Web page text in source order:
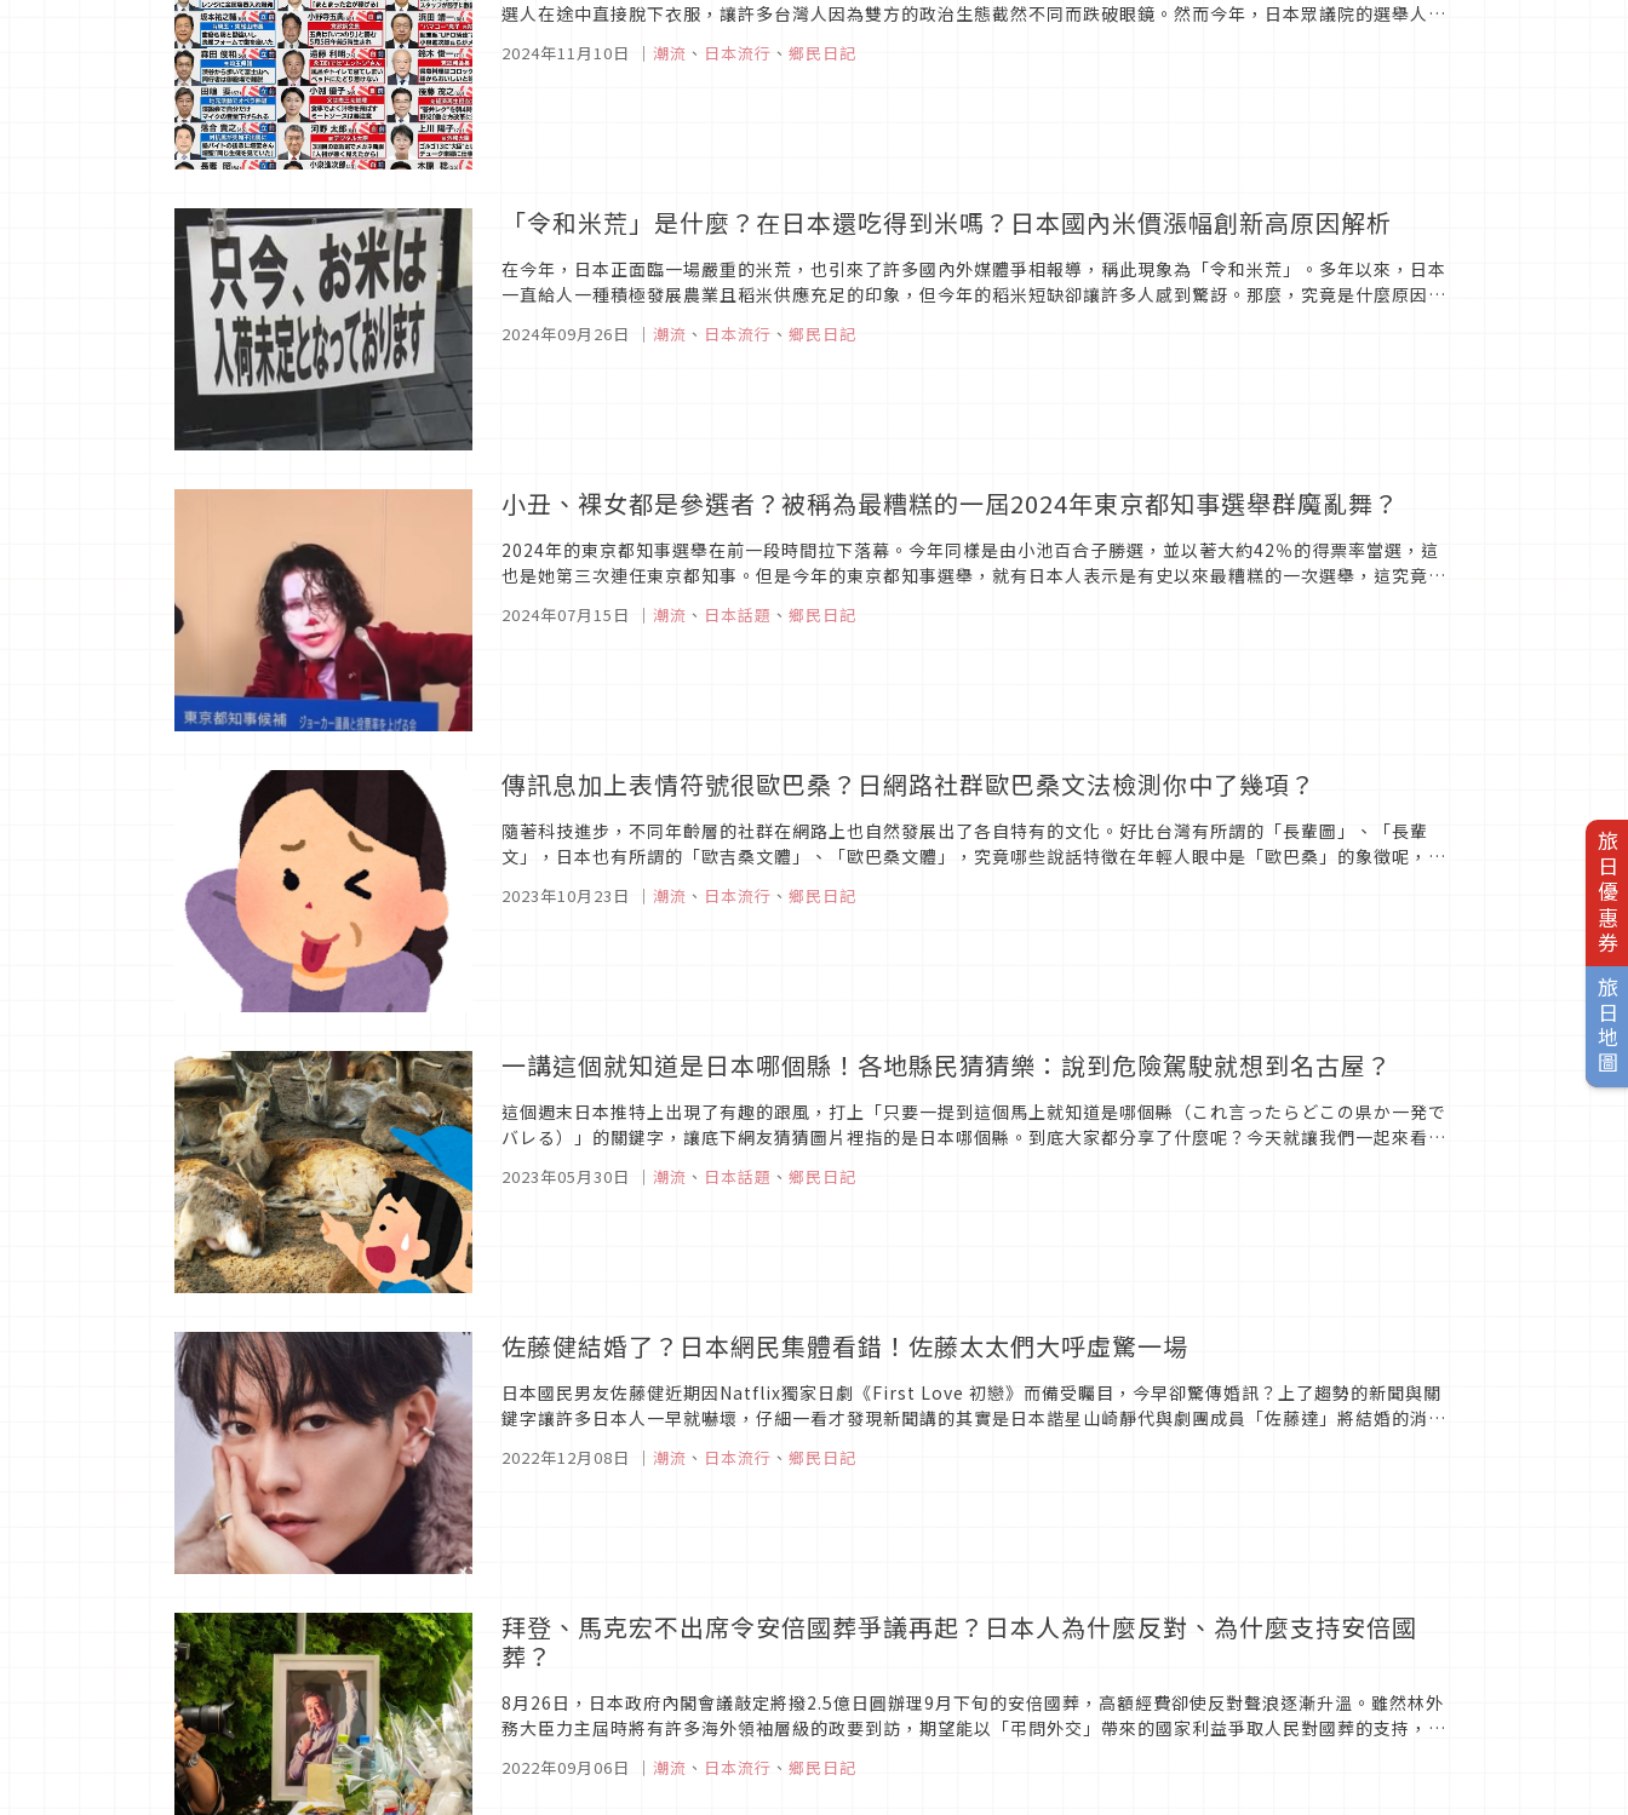
旅日優惠券
旅日地圖
選人在途中直接脫下衣服，讓許多台灣人因為雙方的政治生態截然不同而跌破眼鏡。然而今年，日本眾議院的選舉人自
2024年11月10日 ｜ 潮流 、 日本流行 、 鄉民日記
「令和米荒」是什麼？在日本還吃得到米嗎？日本國內米價漲幅創新高原因解析
在今年，日本正面臨一場嚴重的米荒，也引來了許多國內外媒體爭相報導，稱此現象為「令和米荒」。多年以來，日本
一直給人一種積極發展農業且稻米供應充足的印象，但今年的稻米短缺卻讓許多人感到驚訝。那麼，究竟是什麼原因導
2024年09月26日 ｜ 潮流 、 日本流行 、 鄉民日記
小丑、裸女都是參選者？被稱為最糟糕的一屆2024年東京都知事選舉群魔亂舞？
2024年的東京都知事選舉在前一段時間拉下落幕。今年同樣是由小池百合子勝選，並以著大約42％的得票率當選，這
也是她第三次連任東京都知事。但是今年的東京都知事選舉，就有日本人表示是有史以來最糟糕的一次選舉，這究竟是
2024年07月15日 ｜ 潮流 、 日本話題 、 鄉民日記
傳訊息加上表情符號很歐巴桑？日網路社群歐巴桑文法檢測你中了幾項？
隨著科技進步，不同年齡層的社群在網路上也自然發展出了各自特有的文化。好比台灣有所謂的「長輩圖」、「長輩
文」，日本也有所謂的「歐吉桑文體」、「歐巴桑文體」，究竟哪些說話特徵在年輕人眼中是「歐巴桑」的象徵呢，今
2023年10月23日 ｜ 潮流 、 日本流行 、 鄉民日記
一講這個就知道是日本哪個縣！各地縣民猜猜樂：說到危險駕駛就想到名古屋？
這個週末日本推特上出現了有趣的跟風，打上「只要一提到這個馬上就知道是哪個縣（これ言ったらどこの県か一発で
バレる）」的關鍵字，讓底下網友猜猜圖片裡指的是日本哪個縣。到底大家都分享了什麼呢？今天就讓我們一起來看看
2023年05月30日 ｜ 潮流 、 日本話題 、 鄉民日記
佐藤健結婚了？日本網民集體看錯！佐藤太太們大呼虛驚一場
日本國民男友佐藤健近期因Natflix獨家日劇《First Love 初戀》而備受矚目，今早卻驚傳婚訊？上了趨勢的新聞與關
鍵字讓許多日本人一早就嚇壞，仔細一看才發現新聞講的其實是日本諧星山崎靜代與劇團成員「佐藤達」將結婚的消
2022年12月08日 ｜ 潮流 、 日本流行 、 鄉民日記
拜登、馬克宏不出席令安倍國葬爭議再起？日本人為什麼反對、為什麼支持安倍國
葬？
8月26日，日本政府內閣會議敲定將撥2.5億日圓辦理9月下旬的安倍國葬，高額經費卻使反對聲浪逐漸升溫。雖然林外
務大臣力主屆時將有許多海外領袖層級的政要到訪，期望能以「弔問外交」帶來的國家利益爭取人民對國葬的支持，如
2022年09月06日 ｜ 潮流 、 日本流行 、 鄉民日記